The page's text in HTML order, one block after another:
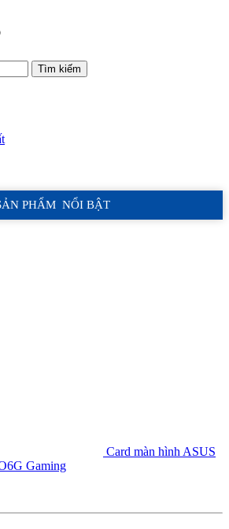
Tìm kiếm
PHẨM NỔI BẬT
Card màn hình ASUS
Gaming